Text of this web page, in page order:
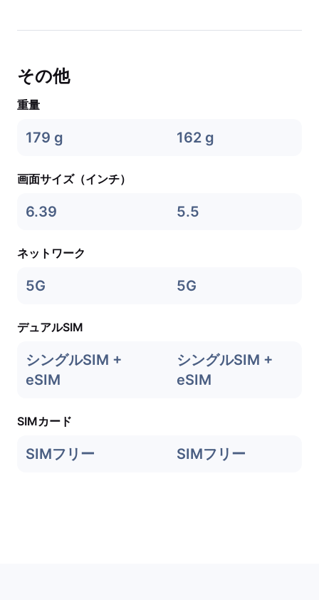
その他
重量
179 g 162 g
画面サイズ（インチ）
6.39 5.5
ネットワーク
5G 5G
デュアルSIM
シングルSIM +
eSIM
シングルSIM +
eSIM
SIMカード
SIMフリー SIMフリー